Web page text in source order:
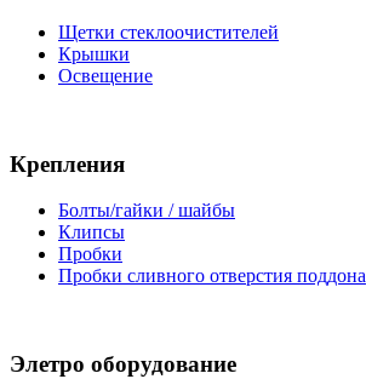
Щетки стеклоочистителей
Крышки
Освещение
Крепления
Болты/гайки / шайбы
Клипсы
Пробки
Пробки сливного отверстия поддона
Элетро оборудование